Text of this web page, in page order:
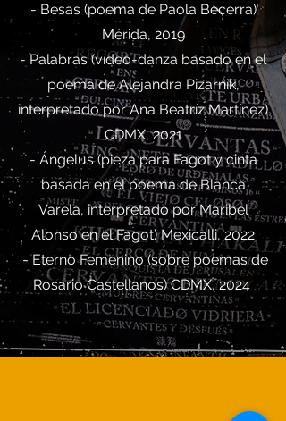
- Besas (poema de Paola Becerra)
Mérida, 2019
- Palabras (vídeo-danza basado en el
poema de Alejandra Pizarnik,
interpretado por Ana Beatríz Martínez)
CDMX, 2021
- Ángelus (pieza para Fagot y cinta
basada en el poema de Blanca
Varela, interpretado por Maribel
Alonso en el Fagot) Mexicalli, 2022​
- Eterno Femenino (sobre poemas de
Rosario Castellanos) CDMX, 2024